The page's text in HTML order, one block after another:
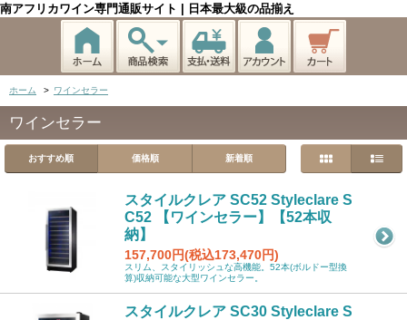
南アフリカワイン専門通販サイト | 日本最大級の品揃え
ホーム > ワインセラー
ワインセラー
おすすめ順 価格順 新着順
スタイルクレア SC52 Styleclare S
C52 【ワインセラー】【52本収
納】
157,700円(税込173,470円)
スリム、スタイリッシュな高機能。52本(ボルドー型換
算)収納可能な大型ワインセラー。
スタイルクレア SC30 Styleclare S